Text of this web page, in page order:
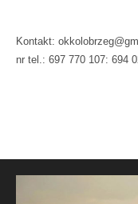
Kontakt:
nr tel.: 697 770 107: 694